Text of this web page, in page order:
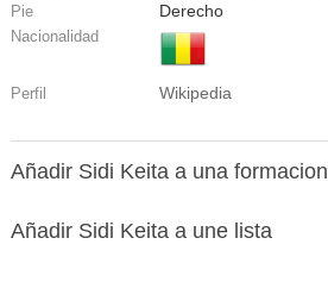
Pie Derecho
Nacionalidad
Perfil Wikipedia
Añadir Sidi Keita a una formacion
Añadir Sidi Keita a une lista